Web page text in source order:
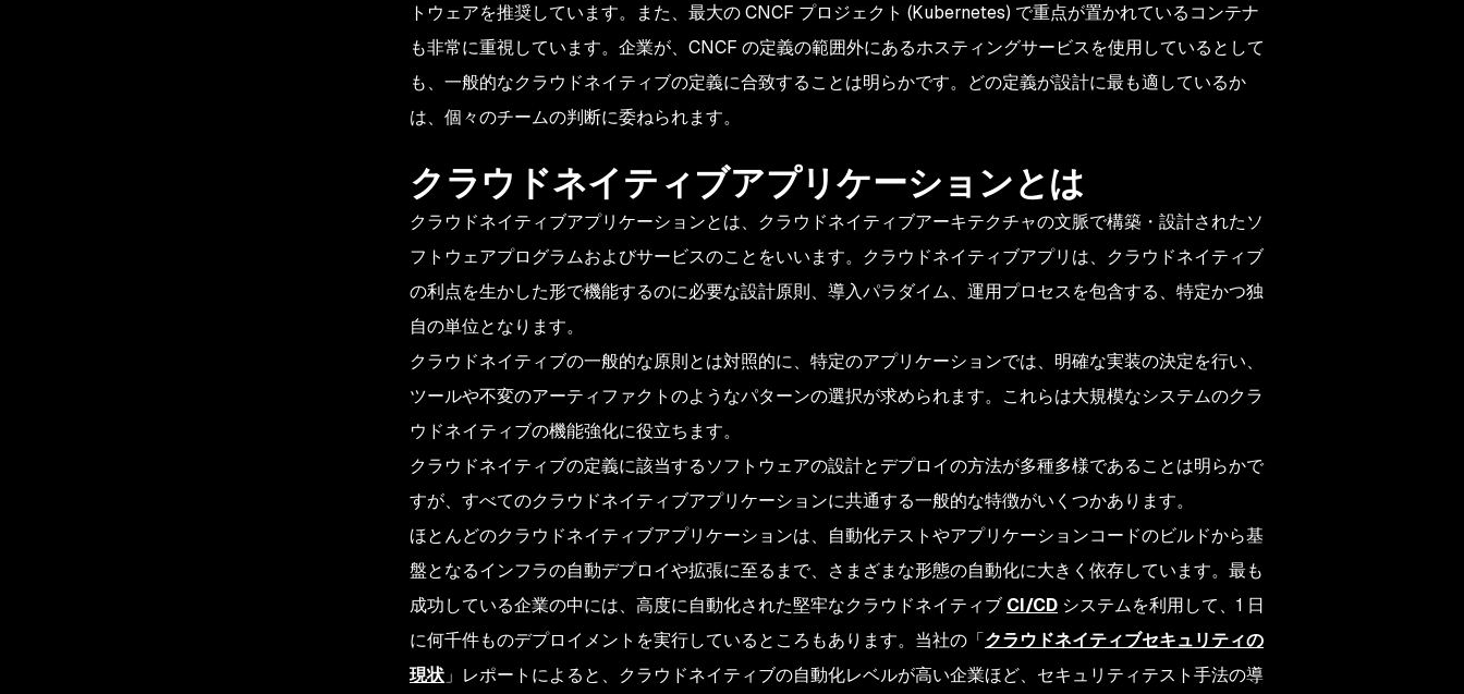
トウェアを推奨しています。また、最大の CNCF プロジェクト (Kubernetes) で重点が置かれているコンテナ
も非常に重視しています。企業が、CNCF の定義の範囲外にあるホスティングサービスを使用しているとして
も、一般的なクラウドネイティブの定義に合致することは明らかです。どの定義が設計に最も適しているか
は、個々のチームの判断に委ねられます。
クラウドネイティブアプリケーションとは
クラウドネイティブアプリケーションとは、クラウドネイティブアーキテクチャの文脈で構築・設計されたソ
フトウェアプログラムおよびサービスのことをいいます。クラウドネイティブアプリは、クラウドネイティブ
の利点を生かした形で機能するのに必要な設計原則、導入パラダイム、運用プロセスを包含する、特定かつ独
自の単位となります。
クラウドネイティブの一般的な原則とは対照的に、特定のアプリケーションでは、明確な実装の決定を行い、
ツールや不変のアーティファクトのようなパターンの選択が求められます。これらは大規模なシステムのクラ
ウドネイティブの機能強化に役立ちます。
クラウドネイティブの定義に該当するソフトウェアの設計とデプロイの方法が多種多様であることは明らかで
すが、すべてのクラウドネイティブアプリケーションに共通する一般的な特徴がいくつかあります。
ほとんどのクラウドネイティブアプリケーションは、自動化テストやアプリケーションコードのビルドから基
盤となるインフラの自動デプロイや拡張に至るまで、さまざまな形態の自動化に大きく依存しています。最も
成功している企業の中には、高度に自動化された堅牢なクラウドネイティブ CI/CD システムを利用して、1 日
に何千件ものデプロイメントを実行しているところもあります。当社の「クラウドネイティブセキュリティの
現状 」レポートによると、クラウドネイティブの自動化レベルが高い企業ほど、セキュリティテスト手法の導